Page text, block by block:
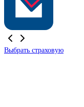
Выбрать страховую